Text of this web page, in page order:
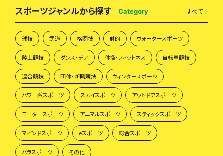
スポーツジャンルから探す Category すべて
球技 武道 格闘技 射的 ウォータースポーツ
陸上競技 ダンス・チア 体操・フィットネス 自転車競技
混合競技 団体・新興競技 ウィンタースポーツ
パワー系スポーツ スカイスポーツ アウトドアスポーツ
モータースポーツ アニマルスポーツ スティックスポーツ
マインドスポーツ eスポーツ 総合スポーツ
パラスポーツ その他